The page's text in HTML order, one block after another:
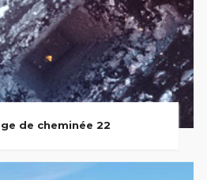
de cheminée 22